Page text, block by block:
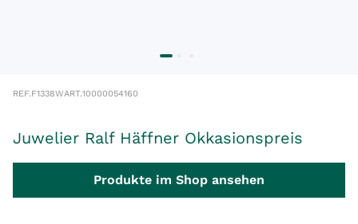
REF.F1338WART.10000054160
Juwelier Ralf Häffner Okkasionspreis
Produkte im Shop ansehen